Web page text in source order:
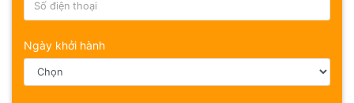
Ngày khởi hành